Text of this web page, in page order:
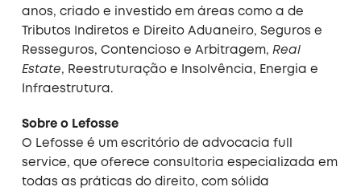
anos, criado e investido em áreas como a de
Tributos Indiretos e Direito Aduaneiro, Seguros e
Resseguros, Contencioso e Arbitragem, Real
Estate, Reestruturação e Insolvência, Energia e
Infraestrutura.
Sobre o Lefosse
O Lefosse é um escritório de advocacia full
service, que oferece consultoria especializada em
todas as práticas do direito, com sólida